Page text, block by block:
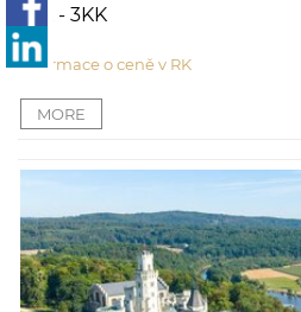
1KK - 3KK
informace o ceně v RK